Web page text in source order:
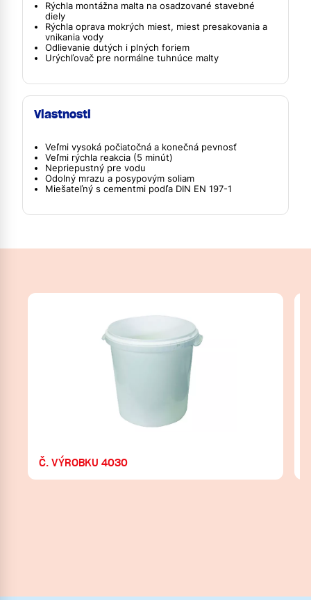
Rýchla montážna malta na osadzované stavebné
diely
Rýchla oprava mokrých miest, miest presakovania a
vnikania vody
Odlievanie dutých i plných foriem
Urýchľovač pre normálne tuhnúce malty
Vlastnosti
Veľmi vysoká počiatočná a konečná pevnosť
Veľmi rýchla reakcia (5 minút)
Nepriepustný pre vodu
Odolný mrazu a posypovým soliam
Miešateľný s cementmi podľa DIN EN 197-1
Č. VÝROBKU 4030